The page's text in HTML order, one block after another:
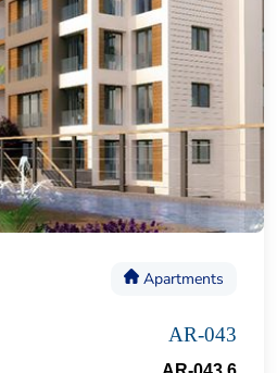
Apartments
AR-043